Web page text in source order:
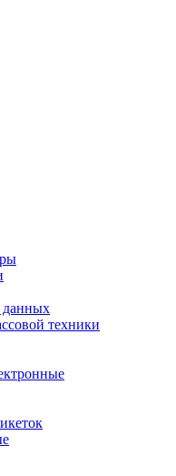
данных
техники